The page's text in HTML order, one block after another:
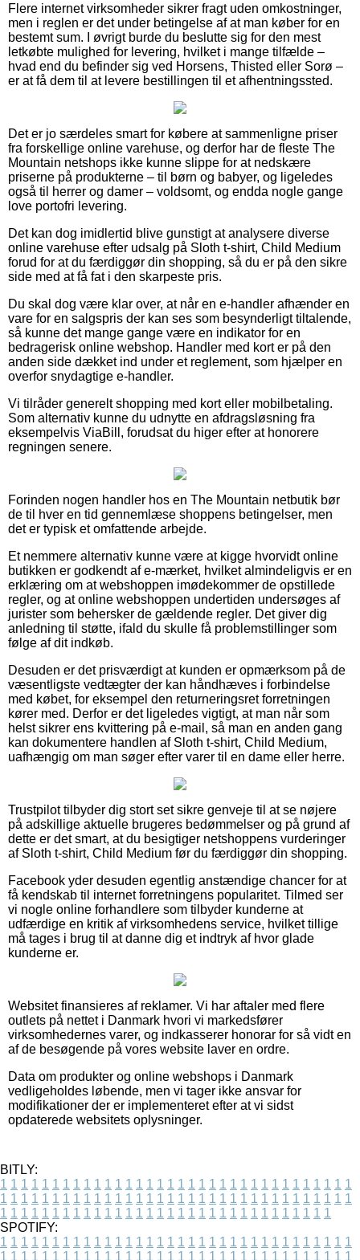
Flere internet virksomheder sikrer fragt uden omkostninger,
men i reglen er det under betingelse af at man køber for en
bestemt sum. I øvrigt burde du beslutte sig for den mest
letkøbte mulighed for levering, hvilket i mange tilfælde –
hvad end du befinder sig ved Horsens, Thisted eller Sorø –
er at få dem til at levere bestillingen til et afhentningssted.
Det er jo særdeles smart for købere at sammenligne priser
fra forskellige online varehuse, og derfor har de fleste The
Mountain netshops ikke kunne slippe for at nedskære
priserne på produkterne – til børn og babyer, og ligeledes
også til herrer og damer – voldsomt, og endda nogle gange
love portofri levering.
Det kan dog imidlertid blive gunstigt at analysere diverse
online varehuse efter udsalg på Sloth t-shirt, Child Medium
forud for at du færdiggør din shopping, så du er på den sikre
side med at få fat i den skarpeste pris.
Du skal dog være klar over, at når en e-handler afhænder en
vare for en salgspris der kan ses som besynderligt tiltalende,
så kunne det mange gange være en indikator for en
bedragerisk online webshop. Handler med kort er på den
anden side dækket ind under et reglement, som hjælper en
overfor snydagtige e-handler.
Vi tilråder generelt shopping med kort eller mobilbetaling.
Som alternativ kunne du udnytte en afdragsløsning fra
eksempelvis ViaBill, forudsat du higer efter at honorere
regningen senere.
Forinden nogen handler hos en The Mountain netbutik bør
de til hver en tid gennemlæse shoppens betingelser, men
det er typisk et omfattende arbejde.
Et nemmere alternativ kunne være at kigge hvorvidt online
butikken er godkendt af e-mærket, hvilket almindeligvis er en
erklæring om at webshoppen imødekommer de opstillede
regler, og at online webshoppen undertiden undersøges af
jurister som behersker de gældende regler. Det giver dig
anledning til støtte, ifald du skulle få problemstillinger som
følge af dit indkøb.
Desuden er det prisværdigt at kunden er opmærksom på de
væsentligste vedtægter der kan håndhæves i forbindelse
med købet, for eksempel den returneringsret forretningen
kører med. Derfor er det ligeledes vigtigt, at man når som
helst sikrer ens kvittering på e-mail, så man en anden gang
kan dokumentere handlen af Sloth t-shirt, Child Medium,
uafhængig om man søger efter varer til en dame eller herre.
Trustpilot tilbyder dig stort set sikre genveje til at se nøjere
på adskillige aktuelle brugeres bedømmelser og på grund af
dette er det smart, at du besigtiger netshoppens vurderinger
af Sloth t-shirt, Child Medium før du færdiggør din shopping.
Facebook yder desuden egentlig anstændige chancer for at
få kendskab til internet forretningens popularitet. Tilmed ser
vi nogle online forhandlere som tilbyder kunderne at
udfærdige en kritik af virksomhedens service, hvilket tillige
må tages i brug til at danne dig et indtryk af hvor glade
kunderne er.
Websitet finansieres af reklamer. Vi har aftaler med flere
outlets på nettet i Danmark hvori vi markedsfører
virksomhedernes varer, og indkasserer honorar for så vidt en
af de besøgende på vores website laver en ordre.
Data om produkter og online webshops i Danmark
vedligeholdes løbende, men vi tager ikke ansvar for
modifikationer der er implementeret efter at vi sidst
opdaterede websitets oplysninger.
BITLY:
1 1 1 1 1 1 1 1 1 1 1 1 1 1 1 1 1 1 1 1 1 1 1 1 1 1 1 1 1 1 1 1 1 1
1 1 1 1 1 1 1 1 1 1 1 1 1 1 1 1 1 1 1 1 1 1 1 1 1 1 1 1 1 1 1 1 1 1
1 1 1 1 1 1 1 1 1 1 1 1 1 1 1 1 1 1 1 1 1 1 1 1 1 1 1 1 1 1 1 1
SPOTIFY:
1 1 1 1 1 1 1 1 1 1 1 1 1 1 1 1 1 1 1 1 1 1 1 1 1 1 1 1 1 1 1 1 1 1
1 1 1 1 1 1 1 1 1 1 1 1 1 1 1 1 1 1 1 1 1 1 1 1 1 1 1 1 1 1 1 1 1 1